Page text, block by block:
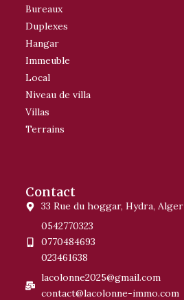
Bureaux
Duplexes
Hangar
Immeuble
Local
Niveau de villa
Villas
Terrains
Contact
33 Rue du hoggar, Hydra, Alger
0542770323
0770484693
023461638
lacolonne2025@gmail.com
contact@lacolonne-immo.com